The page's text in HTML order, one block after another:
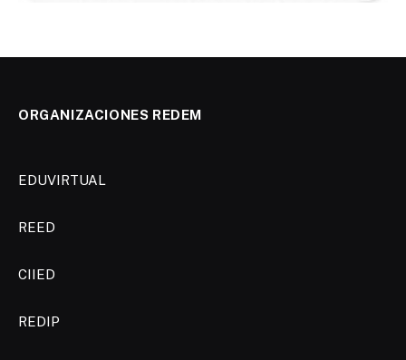
ORGANIZACIONES REDEM
EDUVIRTUAL
REED
CIIED
REDIP